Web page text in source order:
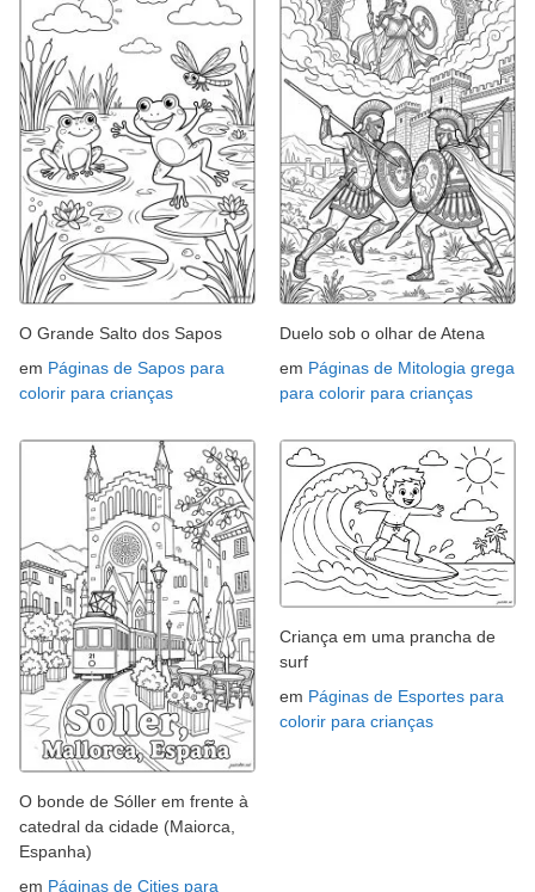
O Grande Salto dos Sapos
em Páginas de Sapos para
colorir para crianças
Duelo sob o olhar de Atena
em Páginas de Mitologia grega
para colorir para crianças
O bonde de Sóller em frente à
catedral da cidade (Maiorca,
Espanha)
em Páginas de Cities para
Criança em uma prancha de
surf
em Páginas de Esportes para
colorir para crianças